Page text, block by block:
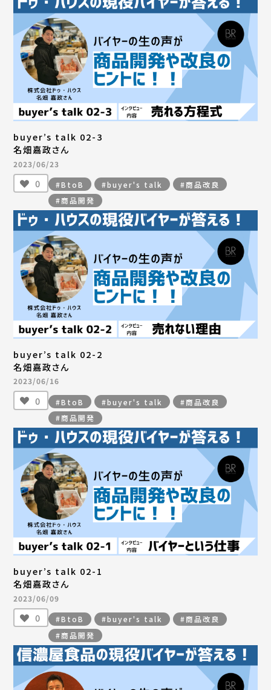
buyer’s talk 02-3
名畑嘉政さん
2023/06/23
0 #BtoB #buyer's talk
#商品改良
#商品開発
buyer’s talk 02-2
名畑嘉政さん
2023/06/16
0 #BtoB #buyer's talk
#商品改良
#商品開発
buyer’s talk 02-1
名畑嘉政さん
2023/06/09
0 #BtoB #buyer's talk
#商品改良
#商品開発